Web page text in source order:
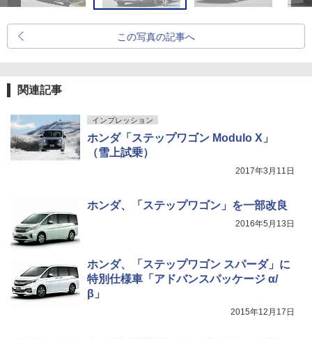
この写真の記事へ
関連記事
インプレッション
ホンダ「ステップワゴン Modulo X」
（雪上試乗）
2017年3月11日
ホンダ、「ステップワゴン」を一部改良
2016年5月13日
ホンダ、「ステップワゴン スパーダ」に
特別仕様車「アドバンスパッケージ α/
β」
2015年12月17日